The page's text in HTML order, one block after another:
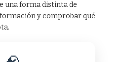
una forma distinta de
y comprobar qué